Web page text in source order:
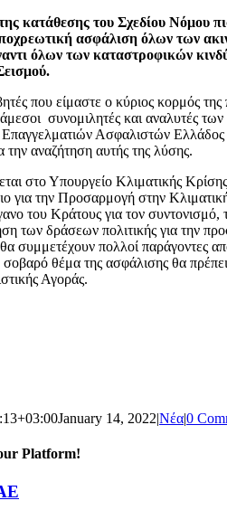
κατάθεσης του Σχεδίου Νόμου
ασφάλιση όλων των
όλων των καταστροφικών
που είμαστε ο κύριος κορμός
συνομιλητές και αναλυτές
Επαγγελματιών Ασφαλιστών
την αναζήτηση αυτής της λύσης.
στο Υπουργείο Κλιματικής Κρίσης
για την Προσαρμογή στην
του Κράτους για τον συντονισμό,
των δράσεων πολιτικής για την
συμμετέχουν πολλοί παράγοντες
σοβαρό θέμα της ασφάλισης θα
Αγοράς.
January 14, 2022|Νέα|0
Platform!